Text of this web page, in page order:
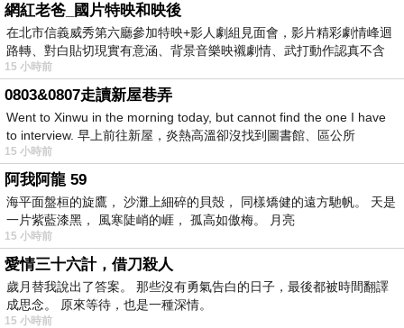
網紅老爸_國片特映和映後
在北市信義威秀第六廳參加特映+影人劇組見面會，影片精彩劇情峰迴
路轉、對白貼切現實有意涵、背景音樂映襯劇情、武打動作認真不含
糊、
15 小時前
0803&0807走讀新屋巷弄
Went to Xinwu in the morning today, but cannot find the one I have
to interview. 早上前往新屋，炎熱高溫卻沒找到圖書館、區公所
15 小時前
阿我阿龍 59
海平面盤桓的旋鷹， 沙灘上細碎的貝殼， 同樣矯健的遠方馳帆。 天是
一片紫藍漆黑， 風寒陡峭的崕， 孤高如傲梅。 月亮
15 小時前
愛情三十六計，借刀殺人
歲月替我說出了答案。 那些沒有勇氣告白的日子，最後都被時間翻譯
成思念。 原來等待，也是一種深情。
15 小時前